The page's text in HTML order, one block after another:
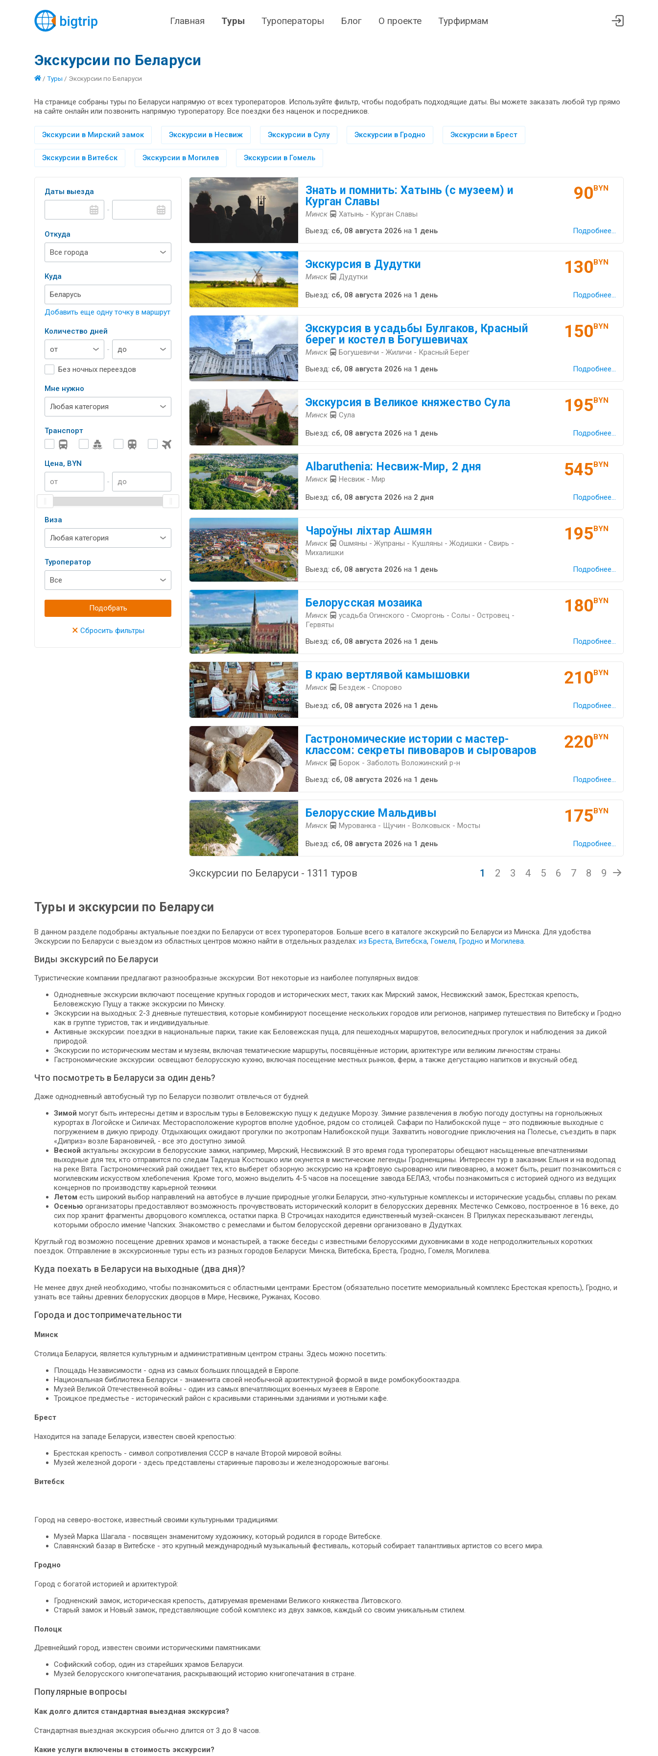
Главная Туры Туроператоры Блог О проекте Турфирмам
Экскурсии по Беларуси
/ Туры / Экскурсии по Беларуси
На странице собраны туры по Беларуси напрямую от всех туроператоров. Используйте фильтр, чтобы подобрать подходящие даты. Вы можете заказать любой тур прямо
на сайте онлайн или позвонить напрямую туроператору. Все поездки без наценок и посредников.
Экскурсии в Мирский замок Экскурсии в Несвиж Экскурсии в Сулу Экскурсии в Гродно Экскурсии в Брест
Экскурсии в Витебск Экскурсии в Могилев Экскурсии в Гомель
Даты выезда
-
Откуда
Куда
Добавить еще одну точку в маршрут
Количество дней
-
Без ночных переездов
Мне нужно
Транспорт
Цена, BYN
-
Виза
Туроператор
Подобрать
× Сбросить фильтры
Знать и помнить: Хатынь (с музеем) и
Курган Славы
Минск Хатынь - Курган Славы
90BYN
Выезд: сб, 08 августа 2026 на 1 день Подробнее...
Экскурсия в Дудутки
Минск Дудутки 130BYN
Выезд: сб, 08 августа 2026 на 1 день Подробнее...
Экскурсия в усадьбы Булгаков, Красный
берег и костел в Богушевичах
Минск Богушевичи - Жиличи - Красный Берег
150BYN
Выезд: сб, 08 августа 2026 на 1 день Подробнее...
Экскурсия в Великое княжество Сула
Минск Сула 195BYN
Выезд: сб, 08 августа 2026 на 1 день Подробнее...
Albaruthenia: Несвиж-Мир, 2 дня
Минск Несвиж - Мир 545BYN
Выезд: сб, 08 августа 2026 на 2 дня Подробнее...
Чароўны ліхтар Ашмян
Минск
Ошмяны - Жупраны - Кушляны - Жодишки - Свирь -
Михалишки
195BYN
Выезд: сб, 08 августа 2026 на 1 день Подробнее...
Белорусская мозаика
Минск
усадьба Огинского - Сморгонь - Солы - Островец -
Гервяты
180BYN
Выезд: сб, 08 августа 2026 на 1 день Подробнее...
В краю вертлявой камышовки
Минск Бездеж - Спорово 210BYN
Выезд: сб, 08 августа 2026 на 1 день Подробнее...
Гастрономические истории с мастер-
классом: секреты пивоваров и сыроваров
Минск Борок - Заболоть Воложинский р-н
220BYN
Выезд: сб, 08 августа 2026 на 1 день Подробнее...
Белорусские Мальдивы
Минск Мурованка - Щучин - Волковыск - Мосты 175BYN
Выезд: сб, 08 августа 2026 на 1 день Подробнее...
Экскурсии по Беларуси - 1311 туров 1 2 3 4 5 6 7 8 9
Туры и экскурсии по Беларуси
В данном разделе подобраны актуальные поездки по Беларуси от всех туроператоров. Больше всего в каталоге экскурсий по Беларуси из Минска. Для удобства
Экскурсии по Беларуси с выездом из областных центров можно найти в отдельных разделах: из Бреста, Витебска, Гомеля, Гродно и Могилева.
Виды экскурсий по Беларуси
Туристические компании предлагают разнообразные экскурсии. Вот некоторые из наиболее популярных видов:
Однодневные экскурсии включают посещение крупных городов и исторических мест, таких как Мирский замок, Несвижский замок, Брестская крепость,
Беловежскую Пущу а также экскурсии по Минску.
Экскурсии на выходных: 2-3 дневные путешествия, которые комбинируют посещение нескольких городов или регионов, например путешествия по Витебску и Гродно
как в группе туристов, так и индивидуальные.
Активные экскурсии: поездки в национальные парки, такие как Беловежская пуща, для пешеходных маршрутов, велосипедных прогулок и наблюдения за дикой
природой.
Экскурсии по историческим местам и музеям, включая тематические маршруты, посвящённые истории, архитектуре или великим личностям страны.
Гастрономические экскурсии: освещают белорусскую кухню, включая посещение местных рынков, ферм, а также дегустацию напитков и вкусный обед.
Что посмотреть в Беларуси за один день?
Даже однодневный автобусный тур по Беларуси позволит отвлечься от будней.
Зимой могут быть интересны детям и взрослым туры в Беловежскую пущу к дедушке Морозу. Зимние развлечения в любую погоду доступны на горнолыжных
курортах в Логойске и Силичах. Месторасположение курортов вполне удобное, рядом со столицей. Сафари по Налибокской пуще – это подвижные выходные с
погружением в дикую природу. Отдыхающих ожидают прогулки по экотропам Налибокской пущи. Захватить новогодние приключения на Полесье, съездить в парк
«Диприз» возле Барановичей, - все это доступно зимой.
Весной актуальны экскурсии в белорусские замки, например, Мирский, Несвижский. В это время года туроператоры обещают насыщенные впечатлениями
выходные для тех, кто отправится по следам Тадеуша Костюшко или окунется в мистические легенды Гродненщины. Интересен тур в заказник Ельня и на водопад
на реке Вята. Гастрономический рай ожидает тех, кто выберет обзорную экскурсию на крафтовую сыроварню или пивоварню, а может быть, решит познакомиться с
могилевским искусством хлебопечения. Кроме того, можно выделить 4-5 часов на посещение завода БЕЛАЗ, чтобы познакомиться с историей одного из ведущих
концернов по производству карьерной техники.
Летом есть широкий выбор направлений на автобусе в лучшие природные уголки Беларуси, этно-культурные комплексы и исторические усадьбы, сплавы по рекам.
Осенью организаторы предоставляют возможность прочувствовать исторический колорит в белорусских деревнях. Местечко Семково, построенное в 16 веке, до
сих пор хранит фрагменты дворцового комплекса, остатки парка. В Строчицах находится единственный музей-скансен. В Прилуках пересказывают легенды,
которыми обросло имение Чапских. Знакомство с ремеслами и бытом белорусской деревни организовано в Дудутках.
Круглый год возможно посещение древних храмов и монастырей, а также беседы с известными белорусскими духовниками в ходе непродолжительных коротких
поездок. Отправление в экскурсионные туры есть из разных городов Беларуси: Минска, Витебска, Бреста, Гродно, Гомеля, Могилева.
Куда поехать в Беларуси на выходные (два дня)?
Не менее двух дней необходимо, чтобы познакомиться с областными центрами: Брестом (обязательно посетите мемориальный комплекс Брестская крепость), Гродно, и
узнать все тайны древних белорусских дворцов в Мире, Несвиже, Ружанах, Косово.
Города и достопримечательности
Минск
Столица Беларуси, является культурным и административным центром страны. Здесь можно посетить:
Площадь Независимости - одна из самых больших площадей в Европе.
Национальная библиотека Беларуси - знаменита своей необычной архитектурной формой в виде ромбокубооктаэдра.
Музей Великой Отечественной войны - один из самых впечатляющих военных музеев в Европе.
Троицкое предместье - исторический район с красивыми старинными зданиями и уютными кафе.
Брест
Находится на западе Беларуси, известен своей крепостью:
Брестская крепость - символ сопротивления СССР в начале Второй мировой войны.
Музей железной дороги - здесь представлены старинные паровозы и железнодорожные вагоны.
Витебск
Город на северо-востоке, известный своими культурными традициями:
Музей Марка Шагала - посвящен знаменитому художнику, который родился в городе Витебске.
Славянский базар в Витебске - это крупный международный музыкальный фестиваль, который собирает талантливых артистов со всего мира.
Гродно
Город с богатой историей и архитектурой:
Гродненский замок, историческая крепость, датируемая временами Великого княжества Литовского.
Старый замок и Новый замок, представляющие собой комплекс из двух замков, каждый со своим уникальным стилем.
Полоцк
Древнейший город, известен своими историческими памятниками:
Софийский собор, один из старейших храмов Беларуси.
Музей белорусского книгопечатания, раскрывающий историю книгопечатания в стране.
Популярные вопросы
Как долго длится стандартная выездная экскурсия?
Стандартная выездная экскурсия обычно длится от 3 до 8 часов.
Какие услуги включены в стоимость экскурсии?